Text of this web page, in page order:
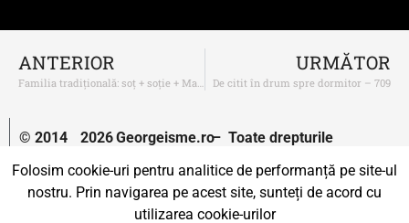
ANTERIOR URMĂTOR
De citit în drum spre dormitor – 709
© 2014
2026Georgeisme.ro– Toate drepturile
Un proiect susținut deUprise.
Folosim cookie-uri pentru analitice de performanță pe site-ul
nostru. Prin navigarea pe acest site, sunteți de acord cu
utilizarea cookie-urilor